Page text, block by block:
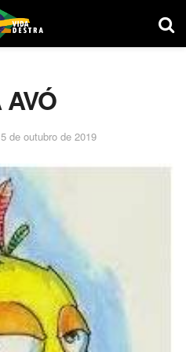
5 de outubro de 2019